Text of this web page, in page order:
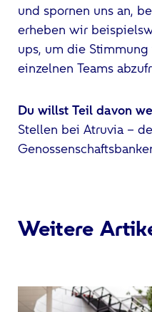
und spornen uns an,
erheben wir
ups, um die
einzelnen Teams
Du willst Teil davon
Stellen bei Atruvia –
Weitere